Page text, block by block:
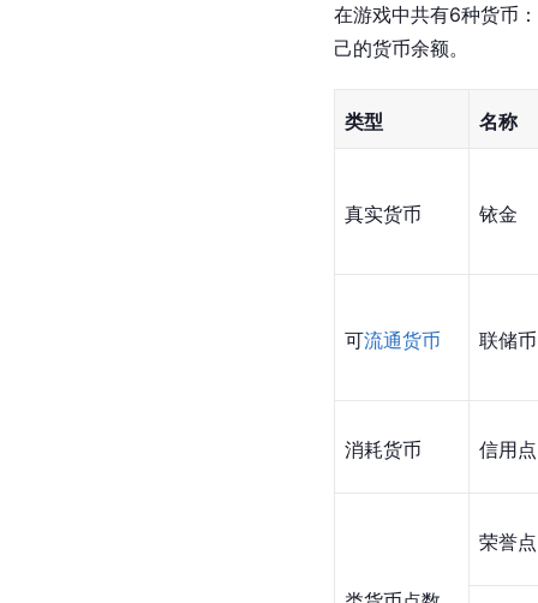
在游戏中共有6种货币：
己的货币余额。
类型 名称
真实货币 铱金
可流通货币 联储币
消耗货币 信用点
荣誉点